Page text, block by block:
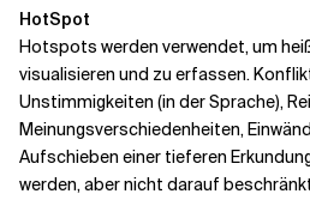
HotSpot
Hotspots werden verwendet, um
visualisieren und zu erfassen.
Unstimmigkeiten (in der Sprache),
Meinungsverschiedenheiten,
Aufschieben einer tieferen
werden, aber nicht darauf